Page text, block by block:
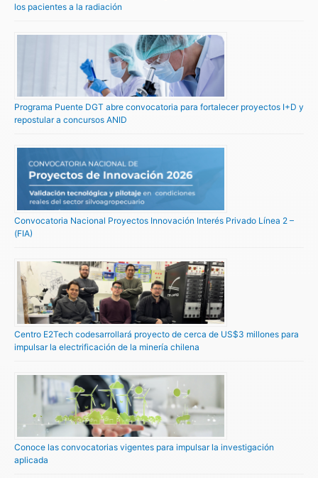
los pacientes a la radiación
Programa Puente DGT abre convocatoria para fortalecer proyectos I+D y
repostular a concursos ANID
Convocatoria Nacional Proyectos Innovación Interés Privado Línea 2 –
(FIA)
Centro E2Tech codesarrollará proyecto de cerca de US$3 millones para
impulsar la electrificación de la minería chilena
Conoce las convocatorias vigentes para impulsar la investigación
aplicada